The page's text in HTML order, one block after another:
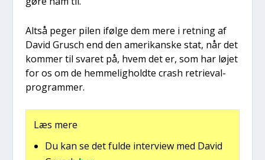
Alt­så peger pilen iføl­ge dem mere i ret­ning af
David Grusch end den ame­ri­kan­ske stat, når det
kom­mer til sva­ret på, hvem det er, som har løjet
for os om de hem­me­lig­hold­te crash retri­e­val-
pro­gram­mer.
Læs mere
Du kan se det ful­de inter­view med David